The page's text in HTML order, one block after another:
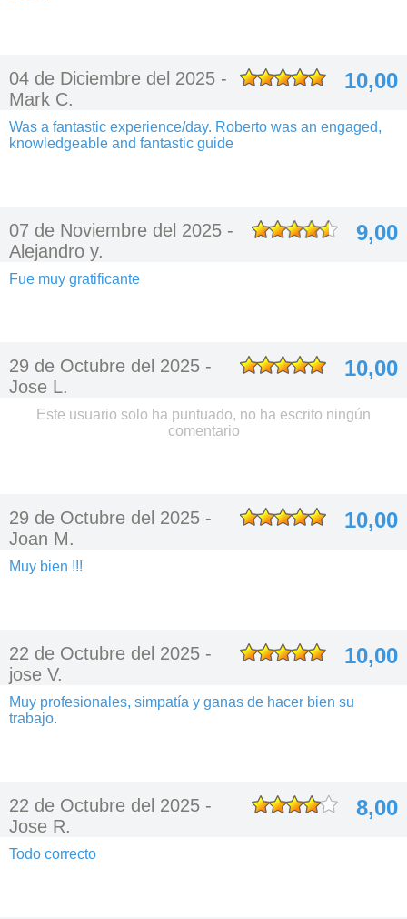
04 de Diciembre del 2025 -
Mark C.
10,00
Was a fantastic experience/day. Roberto was an engaged,
knowledgeable and fantastic guide
07 de Noviembre del 2025 -
Alejandro y.
9,00
Fue muy gratificante
29 de Octubre del 2025 -
Jose L.
10,00
Este usuario solo ha puntuado, no ha escrito ningún
comentario
29 de Octubre del 2025 -
Joan M.
10,00
Muy bien !!!
22 de Octubre del 2025 -
jose V.
10,00
Muy profesionales, simpatía y ganas de hacer bien su
trabajo.
22 de Octubre del 2025 -
Jose R.
8,00
Todo correcto